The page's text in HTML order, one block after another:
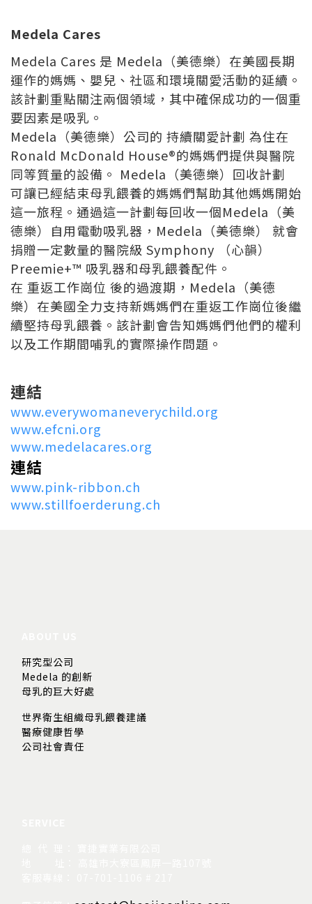
Medela Cares
Medela Cares 是 Medela（美德樂）在美國長期
運作的媽媽、嬰兒、社區和環境關愛活動的延續。
該計劃重點關注兩個領域，其中確保成功的一個重
要因素是吸乳。
Medela（美德樂）公司的 持續關愛計劃 為住在
Ronald McDonald House®的媽媽們提供與醫院
同等質量的設備。 Medela（美德樂）回收計劃
可讓已經結束母乳餵養的媽媽們幫助其他媽媽開始
這一旅程。通過這一計劃每回收一個Medela（美
德樂）自用電動吸乳器，Medela（美德樂） 就會
捐贈一定數量的醫院級 Symphony （心韻）
Preemie+™ 吸乳器和母乳餵養配件。
在 重返工作崗位 後的過渡期，Medela（美德
樂）在美國全力支持新媽媽們在重返工作崗位後繼
續堅持母乳餵養。該計劃會告知媽媽們他們的權利
以及工作期間哺乳的實際操作問題。
連結
www.everywomaneverychild.org
www.efcni.org
www.medelacares.org
連結
www.pink-ribbon.ch
www.stillfoerderung.ch
研究型公司
Medela 的創新
母乳的巨大好處
世界衛生組織母乳餵養建議
醫療健康哲學
公司社會責任